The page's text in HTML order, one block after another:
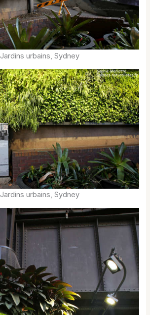
Jardins urbains, Sydney
Jardins urbains, Sydney